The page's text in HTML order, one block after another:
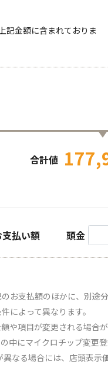
記金額に含まれておりま
合計値
払い額 頭金
お支払額のほかに、別途
によって異なります。
や項目が変更される場合が
中にマイクロチップ変更
なる場合には、店頭表示